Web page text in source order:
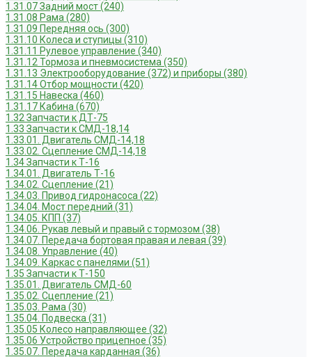
1.31.07 Задний мост (240)
1.31.08 Рама (280)
1.31.09 Передняя ось (300)
1.31.10 Колеса и ступицы (310)
1.31.11 Рулевое управление (340)
1.31.12 Тормоза и пневмосистема (350)
1.31.13 Электрооборудование (372) и приборы (380)
1.31.14 Отбор мощности (420)
1.31.15 Навеска (460)
1.31.17 Кабина (670)
1.32 Запчасти к ДТ-75
1.33 Запчасти к СМД-18,14
1.33.01. Двигатель СМД-14,18
1.33.02. Сцепление СМД-14,18
1.34 Запчасти к Т-16
1.34.01. Двигатель Т-16
1.34.02. Сцепление (21)
1.34.03. Привод гидронасоса (22)
1.34.04. Мост передний (31)
1.34.05. КПП (37)
1.34.06. Рукав левый и правый с тормозом (38)
1.34.07. Передача бортовая правая и левая (39)
1.34.08. Управление (40)
1.34.09. Каркас с панелями (51)
1.35 Запчасти к Т-150
1.35.01. Двигатель СМД-60
1.35.02. Сцепление (21)
1.35.03. Рама (30)
1.35.04. Подвеска (31)
1.35.05 Колесо направляющее (32)
1.35.06 Устройство прицепное (35)
1.35.07. Передача карданная (36)